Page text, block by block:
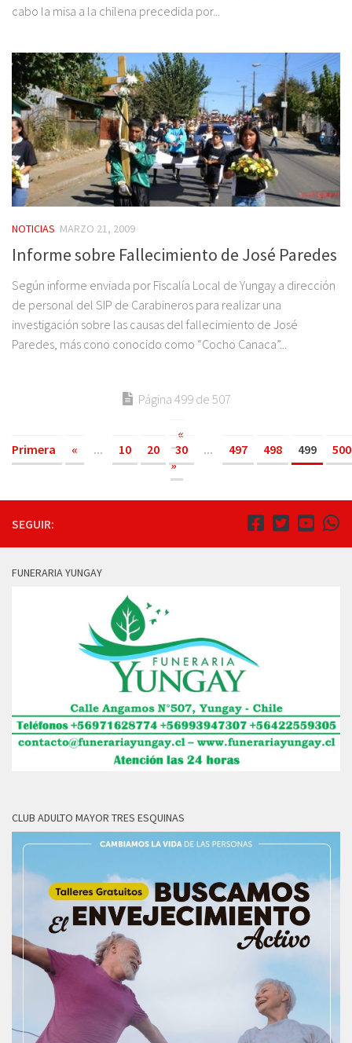
cabo la misa a la chilena precedida por...
NOTICIAS MARZO 21, 2009
Informe sobre Fallecimiento de José Paredes
Según informe enviada por Fiscalía Local de Yungay a dirección
de personal del SIP de Carabineros para realizar una
investigación sobre las causas del fallecimiento de José
Paredes, más cono conocido como “Cocho Canaca”...
Página 499 de 507
«
Primera
« ... 10 20 30 ... 497 498 499
500
»
SEGUIR:
FUNERARIA YUNGAY
CLUB ADULTO MAYOR TRES ESQUINAS